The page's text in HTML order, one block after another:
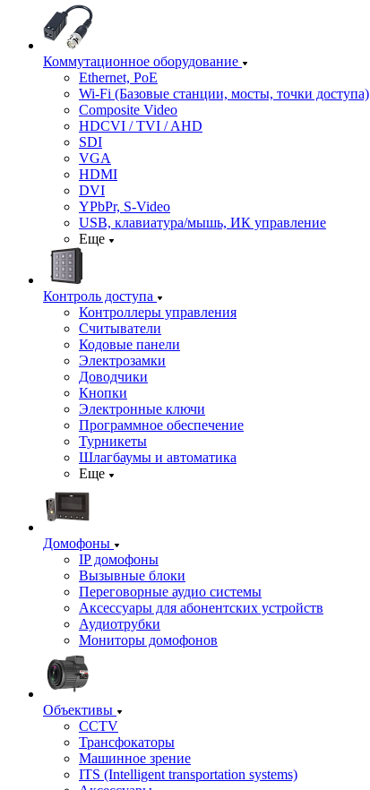
Коммутационное оборудование
Ethernet, PoE
Wi-Fi (Базовые станции, мосты, точки доступа)
Composite Video
HDCVI / TVI / AHD
SDI
VGA
HDMI
DVI
YPbPr, S-Video
USB, клавиатура/мышь, ИК управление
Еще
Контроль доступа
Контроллеры управления
Считыватели
Кодовые панели
Электрозамки
Доводчики
Кнопки
Электронные ключи
Программное обеспечение
Турникеты
Шлагбаумы и автоматика
Еще
Домофоны
IP домофоны
Вызывные блоки
Переговорные аудио системы
Аксессуары для абонентских устройств
Аудиотрубки
Мониторы домофонов
Объективы
CCTV
Трансфокаторы
Машинное зрение
ITS (Intelligent transportation systems)